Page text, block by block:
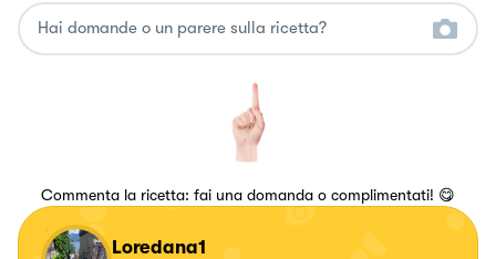
Commenta la ricetta: fai una domanda o complimentati! 😋
Loredana1